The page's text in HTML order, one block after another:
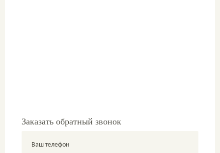
Заказать обратный звонок
Ваш телефон